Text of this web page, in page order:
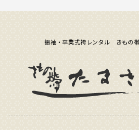
振袖・卒業式袴レンタル きもの